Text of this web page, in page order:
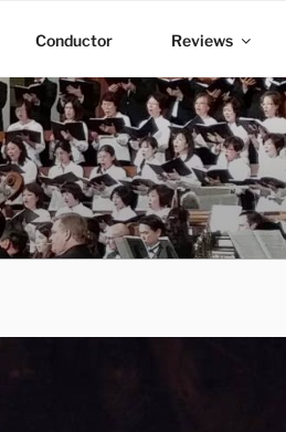
Conductor Reviews